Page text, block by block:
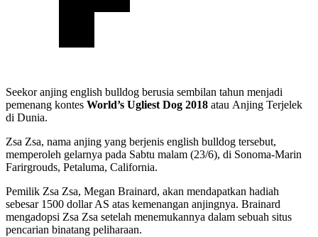
Seekor anjing english bulldog berusia sembilan tahun menjadi
pemenang kontes World’s Ugliest Dog 2018 atau Anjing Terjelek
di Dunia.
Zsa Zsa, nama anjing yang berjenis english bulldog tersebut,
memperoleh gelarnya pada Sabtu malam (23/6), di Sonoma-Marin
Farirgrouds, Petaluma, California.
Pemilik Zsa Zsa, Megan Brainard, akan mendapatkan hadiah
sebesar 1500 dollar AS atas kemenangan anjingnya. Brainard
mengadopsi Zsa Zsa setelah menemukannya dalam sebuah situs
pencarian binatang peliharaan.